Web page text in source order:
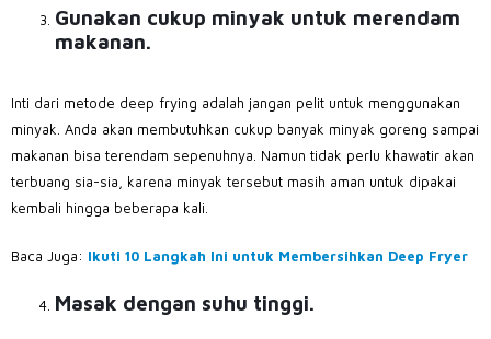
Gunakan cukup minyak untuk merendam
makanan.
Inti dari metode deep frying adalah jangan pelit untuk menggunakan
minyak. Anda akan membutuhkan cukup banyak minyak goreng sampai
makanan bisa terendam sepenuhnya. Namun tidak perlu khawatir akan
terbuang sia-sia, karena minyak tersebut masih aman untuk dipakai
kembali hingga beberapa kali.
Baca Juga: Ikuti 10 Langkah Ini untuk Membersihkan Deep Fryer
Masak dengan suhu tinggi.